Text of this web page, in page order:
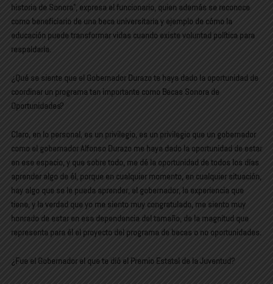
historia de Sonora”, expresa el funcionario, quien además se reconoce
como beneficiario de una beca universitaria y ejemplo de cómo la
educación puede transformar vidas cuando existe voluntad política para
respaldarla.
¿Qué se siente que el Gobernador Durazo te haya dado la oportunidad de
coordinar un programa tan importante como Becas Sonora de
Oportunidades?
Claro, en lo personal, es un privilegio, es un privilegio que un gobernador
como el gobernador Alfonso Durazo me haya dado la oportunidad de estar
en ese espacio, y que sobre todo, me dé la oportunidad de todos los días
aprender algo de él, porque en cualquier momento, en cualquier situación,
hay algo que se le pueda aprender, el gobernador, la experiencia que
tiene, y la verdad que yo me siento muy congratulado, me siento muy
honrado de estar en esa dependencia del tamaño, de la magnitud que
representa para él el proyecto del programa de becas o no oportunidades.
¿Fue el Gobernador el que te dió el Premio Estatal de la Juventud?